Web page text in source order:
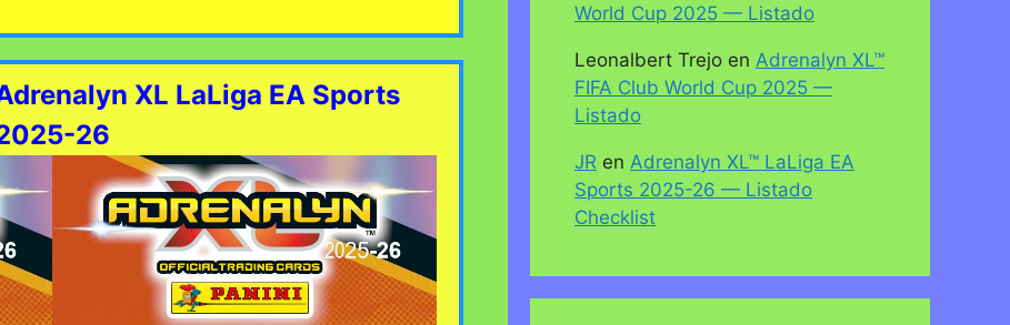
XL LaLiga EA Sports
26
World Cup 2025 — Listado
Leonalbert Trejo en Adrenalyn XL™
FIFA Club World Cup 2025 —
Listado
JR en Adrenalyn XL™ LaLiga EA
Sports 2025-26 — Listado
Checklist